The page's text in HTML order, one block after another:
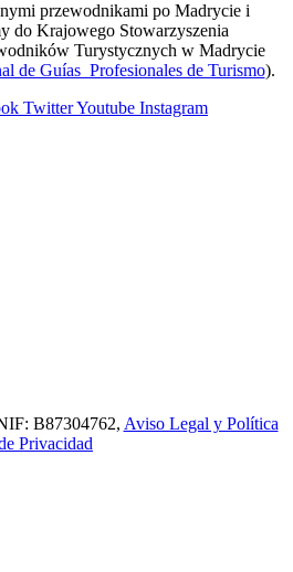
przewodnikami po Madrycie i
do Krajowego Stowarzyszenia
Turystycznych w Madrycie
de Guías Profesionales de Turismo).
TwitterYoutube Instagram
B87304762, Aviso Legal y Política
Privacidad